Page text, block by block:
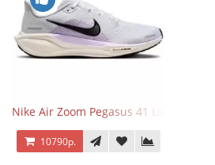
Nike Air Zoom Pegasus 41 Lilac Bloom
10790р.